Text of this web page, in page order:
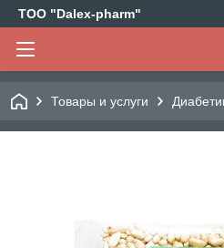
ТОО "Dalex-pharm"
Товары и услуги